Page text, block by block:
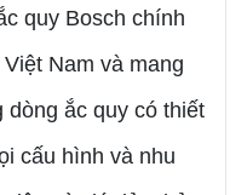
quy Bosch chính
Nam và mang
ắc quy có thiết
cấu hình và nhu